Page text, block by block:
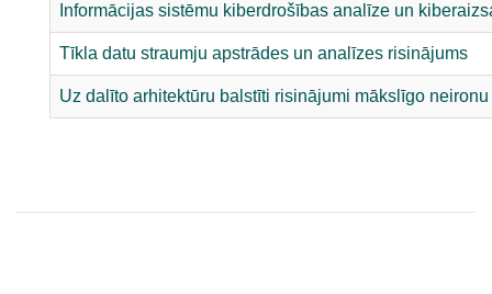
Informācijas sistēmu kiberdrošības analīze un
Tīkla datu straumju apstrādes un analīzes risinājums
Uz dalīto arhitektūru balstīti risinājumi mākslīgo